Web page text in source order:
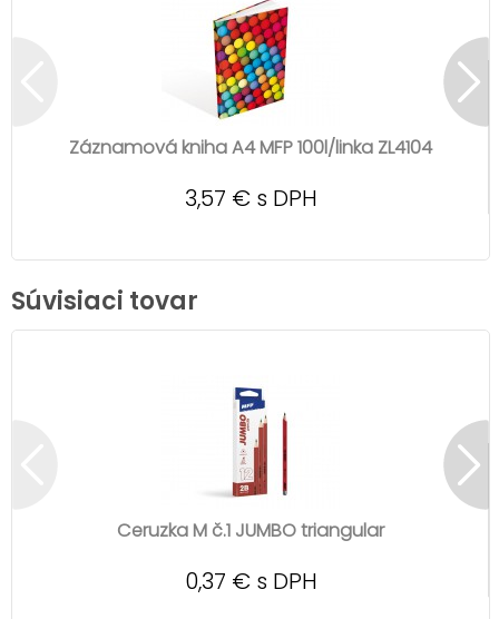
Záznamová kniha A4 MFP 100l/linka ZL4104
3,57 € s DPH
Súvisiaci tovar
Ceruzka M č.1 JUMBO triangular
0,37 € s DPH